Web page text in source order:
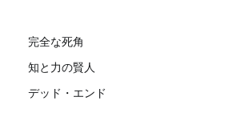
完全な死角
知と力の賢人
デッド・エンド